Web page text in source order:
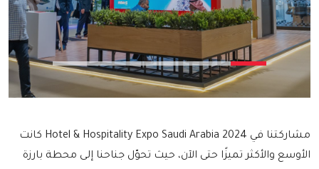
مشاركتنا في Hotel & Hospitality Expo Saudi Arabia 2024 كانت
الأوسع والأكثر تميزًا حتى الآن، حيث تحوّل جناحنا إلى محطة بارزة